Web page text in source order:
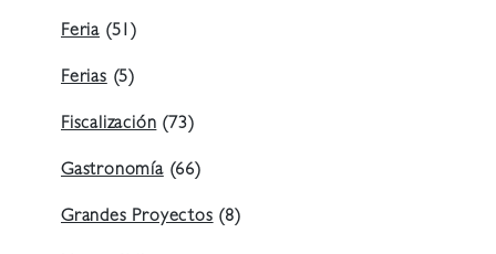
Feria (51)
Ferias(5)
Fiscalización(73)
Gastronomía(66)
Grandes Proyectos(8)